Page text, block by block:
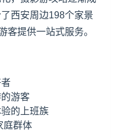
西安周边198个家景
客提供一站式服务。
游客
的上班族
庭群体